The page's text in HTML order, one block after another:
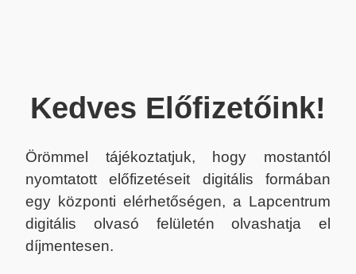
Kedves Előfizetőink!
Örömmel tájékoztatjuk, hogy mostantól
nyomtatott előfizetéseit digitális formában
egy központi elérhetőségen, a Lapcentrum
digitális olvasó felületén olvashatja el
díjmentesen.